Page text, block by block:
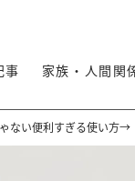
事 家族・人間関
ない便利すぎる使い方→